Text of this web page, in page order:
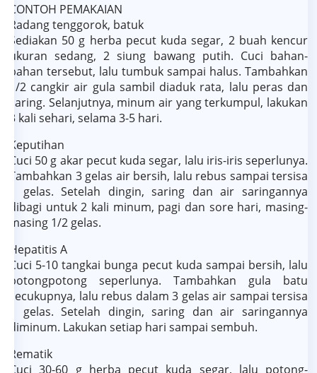
CONTOH PEMAKAIAN
Radang tenggorok, batuk
Sediakan 50 g herba pecut kuda segar, 2 buah kencur
ukuran sedang, 2 siung bawang putih. Cuci bahan-
bahan tersebut, lalu tumbuk sampai halus. Tambahkan
1/2 cangkir air gula sambil diaduk rata, lalu peras dan
saring. Selanjutnya, minum air yang terkumpul, lakukan
3 kali sehari, selama 3-5 hari.
Keputihan
Cuci 50 g akar pecut kuda segar, lalu iris-iris seperlunya.
Tambahkan 3 gelas air bersih, lalu rebus sampai tersisa
1 gelas. Setelah dingin, saring dan air saringannya
dibagi untuk 2 kali minum, pagi dan sore hari, masing-
masing 1/2 gelas.
Hepatitis A
Cuci 5-10 tangkai bunga pecut kuda sampai bersih, lalu
potongpotong seperlunya. Tambahkan gula batu
secukupnya, lalu rebus dalam 3 gelas air sampai tersisa
1 gelas. Setelah dingin, saring dan air saringannya
diminum. Lakukan setiap hari sampai sembuh.
Rematik
Cuci 30-60 g herba pecut kuda segar, lalu potong-